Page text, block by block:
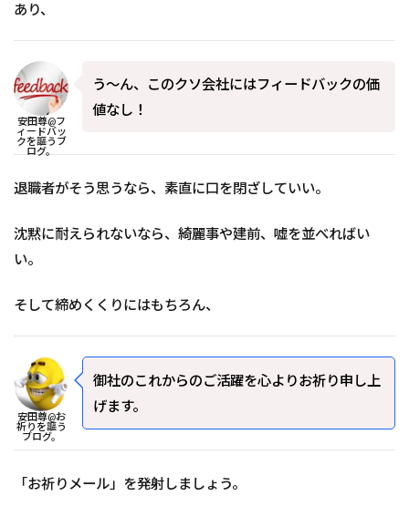
あり、
安田尊@フ
ィードバッ
クを謳うブ
ログ。
う～ん、このクソ会社にはフィードバックの価
値なし！
退職者がそう思うなら、素直に口を閉ざしていい。
沈黙に耐えられないなら、綺麗事や建前、嘘を並べればい
い。
そして締めくくりにはもちろん、
安田尊@お
祈りを謳う
ブログ。
御社のこれからのご活躍を心よりお祈り申し上
げます。
「お祈りメール」を発射しましょう。